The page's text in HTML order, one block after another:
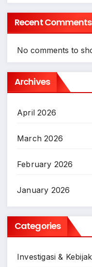
Recent Comments
No comments to
Archives
April 2026
March 2026
February 2026
January 2026
Categories
Investigasi &